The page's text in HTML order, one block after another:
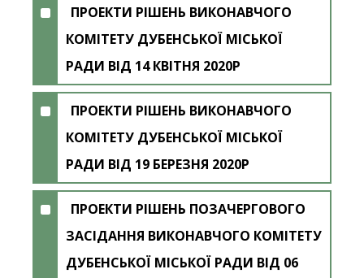
ПРОЕКТИ РІШЕНЬ ВИКОНАВЧОГО
КОМІТЕТУ ДУБЕНСЬКОЇ МІСЬКОЇ
РАДИ ВІД 14 КВІТНЯ 2020Р
ПРОЕКТИ РІШЕНЬ ВИКОНАВЧОГО
КОМІТЕТУ ДУБЕНСЬКОЇ МІСЬКОЇ
РАДИ ВІД 19 БЕРЕЗНЯ 2020Р
ПРОЕКТИ РІШЕНЬ ПОЗАЧЕРГОВОГО
ЗАСІДАННЯ ВИКОНАВЧОГО КОМІТЕТУ
ДУБЕНСЬКОЇ МІСЬКОЇ РАДИ ВІД 06